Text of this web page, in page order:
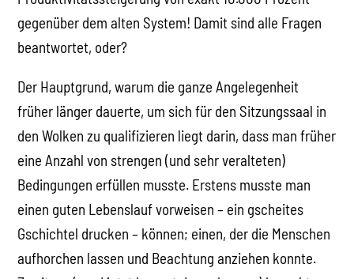
gegenüber dem alten System! Damit sind alle Fragen
beantwortet, oder?
Der Hauptgrund, warum die ganze Angelegenheit
früher länger dauerte, um sich für den Sitzungssaal in
den Wolken zu qualifizieren liegt darin, dass man früher
eine Anzahl von strengen (und sehr veralteten)
Bedingungen erfüllen musste. Erstens musste man
einen guten Lebenslauf vorweisen – ein gscheites
Gschichtel drucken – können; einen, der die Menschen
aufhorchen lassen und Beachtung anziehen konnte.